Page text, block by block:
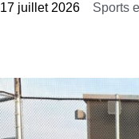
17 juillet 2026 Sports